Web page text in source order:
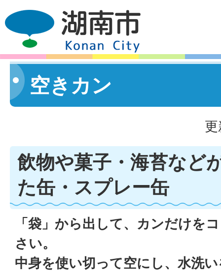
空きカン
飲物や菓子・海苔など
た缶・スプレー缶
「袋」から出して、カンだけを
さい。
中身を使い切って空にし、水洗